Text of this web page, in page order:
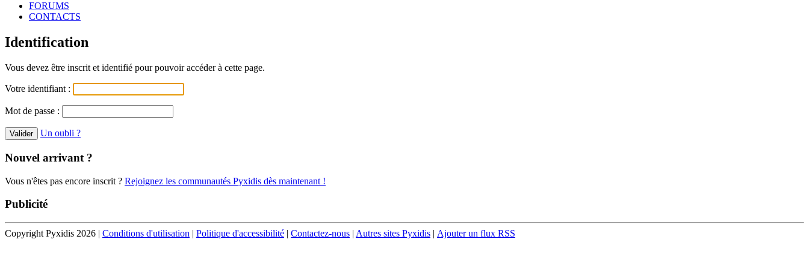
FORUMS
CONTACTS
Identification
Vous devez être inscrit et identifié pour pouvoir accéder à cette page.
Votre identifiant :
Mot de passe :
Un oubli ?
Nouvel arrivant ?
Vous n'êtes pas encore inscrit ? Rejoignez les communautés Pyxidis dès maintenant !
Publicité
Copyright Pyxidis 2026 | Conditions d'utilisation | Politique d'accessibilité | Contactez-nous | Autres sites Pyxidis | Ajouter un flux RSS